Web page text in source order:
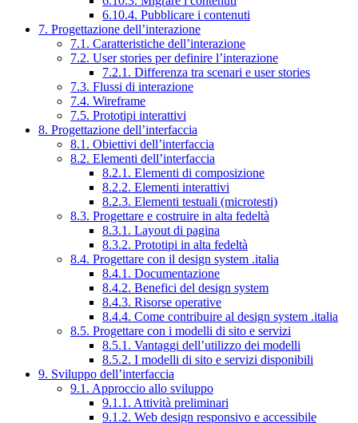
6.10.4. Pubblicare i contenuti
7. Progettazione dell’interazione
7.1. Caratteristiche dell’interazione
7.2. User stories per definire l’interazione
7.2.1. Differenza tra scenari e user stories
7.3. Flussi di interazione
7.4. Wireframe
7.5. Prototipi interattivi
8. Progettazione dell’interfaccia
8.1. Obiettivi dell’interfaccia
8.2. Elementi dell’interfaccia
8.2.1. Elementi di composizione
8.2.2. Elementi interattivi
8.2.3. Elementi testuali (microtesti)
8.3. Progettare e costruire in alta fedeltà
8.3.1. Layout di pagina
8.3.2. Prototipi in alta fedeltà
8.4. Progettare con il design system .italia
8.4.1. Documentazione
8.4.2. Benefici del design system
8.4.3. Risorse operative
8.4.4. Come contribuire al design system .italia
8.5. Progettare con i modelli di sito e servizi
8.5.1. Vantaggi dell’utilizzo dei modelli
8.5.2. I modelli di sito e servizi disponibili
9. Sviluppo dell’interfaccia
9.1. Approccio allo sviluppo
9.1.1. Attività preliminari
9.1.2. Web design responsivo e accessibile